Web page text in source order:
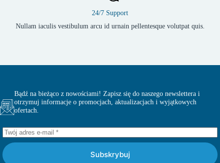
24/7 Support
Nullam iaculis vestibulum arcu id urnain pellentesque volutpat quis.
Bądź na bieżąco z nowościami! Zapisz się do naszego newslettera i
otrzymuj informacje o promocjach, aktualizacjach i wyjątkowych
ofertach.
Subskrybuj